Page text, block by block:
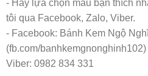
- Hãy lựa chọn mẫu bạn thích
tôi qua Facebook, Zalo, Viber.
- Facebook: Bánh Kem Ngộ
(fb.com/
Viber: 0982 834 331